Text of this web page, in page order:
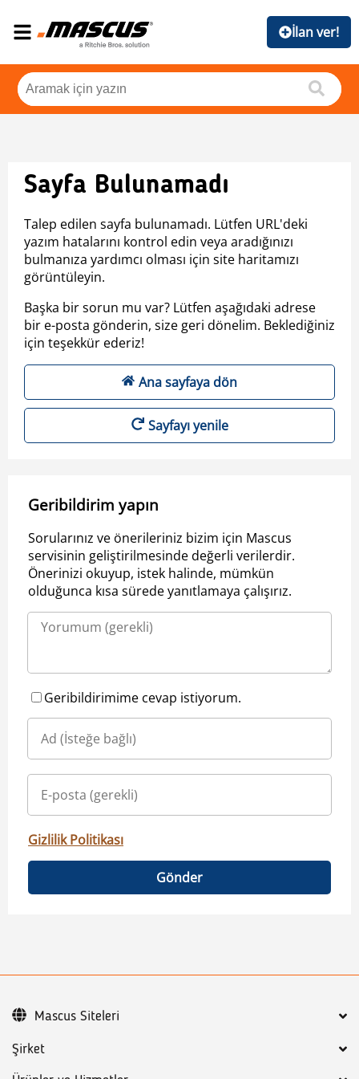
İlan ver!
Sayfa Bulunamadı
Talep edilen sayfa bulunamadı. Lütfen URL'deki
yazım hatalarını kontrol edin veya aradığınızı
bulmanıza yardımcı olması için site haritamızı
görüntüleyin.
Başka bir sorun mu var? Lütfen aşağıdaki adrese
bir e-posta gönderin, size geri dönelim. Beklediğiniz
için teşekkür ederiz!
Ana sayfaya dön
Sayfayı yenile
Geribildirim yapın
Sorularınız ve önerileriniz bizim için Mascus
servisinin geliştirilmesinde değerli verilerdir.
Önerinizi okuyup, istek halinde, mümkün
olduğunca kısa sürede yanıtlamaya çalışırız.
Geribildirimime cevap istiyorum.
Gizlilik Politikası
Gönder
Şirket
Mascus Siteleri